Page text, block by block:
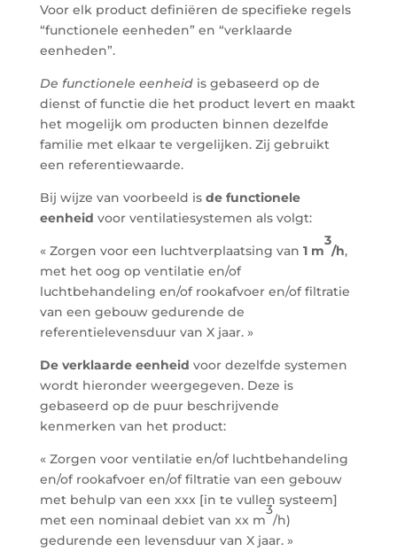
Voor elk product definiëren de specifieke regels
“functionele eenheden” en “verklaarde
eenheden”.
De functionele eenheidis gebaseerd op de
dienst of functie die het product levert en maakt
het mogelijk om producten binnen dezelfde
familie met elkaar te vergelijken. Zij gebruikt
een referentiewaarde.
Bij wijze van voorbeeld is de functionele
eenheid voor ventilatiesystemen als volgt:
« Zorgen voor een luchtverplaatsing van 1 m
3
/h,
met het oog op ventilatie en/of
luchtbehandeling en/of rookafvoer en/of filtratie
van een gebouw gedurende de
referentielevensduur van X jaar. »
De verklaarde eenheid voor dezelfde systemen
wordt hieronder weergegeven. Deze is
gebaseerd op de puur beschrijvende
kenmerken van het product:
« Zorgen voor ventilatie en/of luchtbehandeling
en/of rookafvoer en/of filtratie van een gebouw
met behulp van een xxx [in te vullen systeem]
met een nominaal debiet van xx m
3
/h)
gedurende een levensduur van X jaar. »